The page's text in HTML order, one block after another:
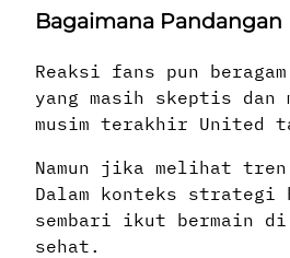
Bagaimana Pandangan
Reaksi fans pun
yang masih skeptis dan
musim terakhir United
Namun jika melihat
Dalam konteks strategi
sembari ikut bermain di
sehat.